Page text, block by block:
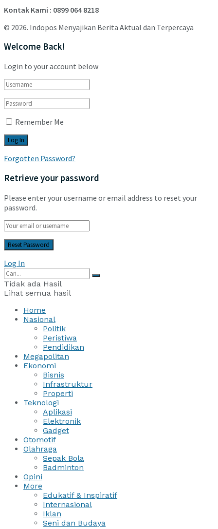
Kontak Kami : 0899 064 8218
© 2026. Indopos Menyajikan Berita Aktual dan Terpercaya
Welcome Back!
Login to your account below
Remember Me
Forgotten Password?
Retrieve your password
Please enter your username or email address to reset your
password.
Log In
Tidak ada Hasil
Lihat semua hasil
Home
Nasional
Politik
Peristiwa
Pendidikan
Megapolitan
Ekonomi
Bisnis
Infrastruktur
Properti
Teknologi
Aplikasi
Elektronik
Gadget
Otomotif
Olahraga
Sepak Bola
Badminton
Opini
More
Edukatif & Inspiratif
Internasional
Iklan
Seni dan Budaya